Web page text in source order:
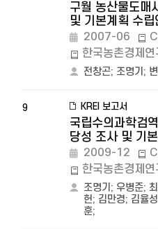
구월 농산물도매
및 기본계획 수립
2007-06
한국농촌경제연
전창곤; 조명기 ;
9 KREI 보고서
국립수의과학검
당성 조사 및 기
2009-12
한국농촌경제연
조명기 ; 우병준;
헌; 김만경; 김율성
훈;